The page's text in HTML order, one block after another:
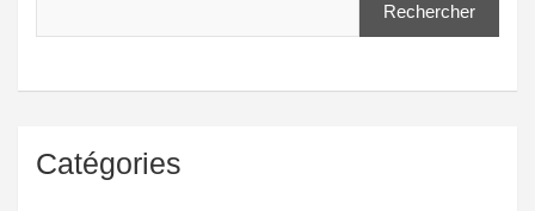
Rechercher
Catégories